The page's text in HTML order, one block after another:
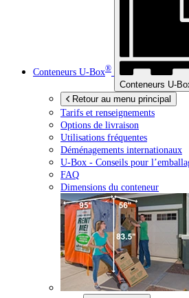
Conteneurs U-Box®
Conteneurs U-
Retour au menu principal
Tarifs et renseignements
Options de livraison
Utilisations fréquentes
Déménagements internationaux
U-Box - Conseils pour
FAQ
Dimensions du conteneur